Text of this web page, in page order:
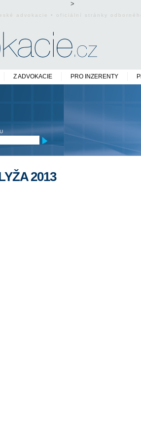
>
advokacie • oficiální stránky
Z ADVOKACIE PRO INZERENTY
2013